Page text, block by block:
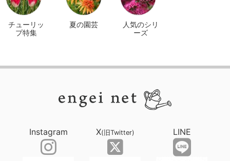
チューリッ
プ特集
夏の園芸
人気のシリ
ーズ
Instagram X(旧Twitter) LINE